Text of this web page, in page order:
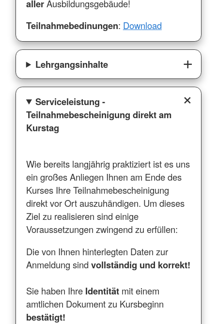
allerAusbildungsgebäude!
Teilnahmebedinungen: Download
Lehrgangsinhalte
Serviceleistung -
Teilnahmebescheinigung direkt am
Kurstag
Wie bereits langjährig praktiziert ist es uns
ein großes Anliegen Ihnen am Ende des
Kurses Ihre Teilnahmebescheinigung
direkt vor Ort auszuhändigen. Um dieses
Ziel zu realisieren sind einige
Voraussetzungen zwingend zu erfüllen:
Die von Ihnen hinterlegten Daten zur
Anmeldung sind vollständig und korrekt!
Sie haben IhreIdentitätmit einem
amtlichen Dokument zu Kursbeginn
bestätigt!